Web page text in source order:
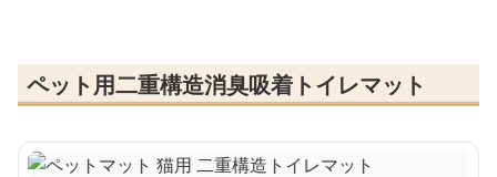
ペット用二重構造消臭吸着トイレマット